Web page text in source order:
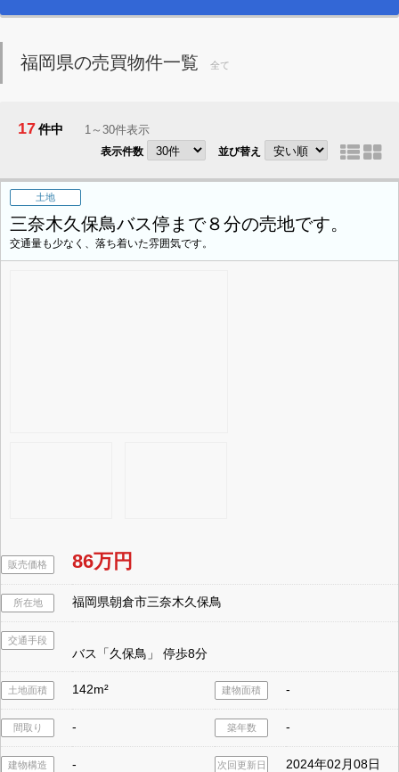
福岡県の売買物件一覧 全て
17件中 1～30件表示
表示件数 並び替え
土地
三奈木久保鳥バス停まで８分の売地です。
交通量も少なく、落ち着いた雰囲気です。
販売価格 86万円
所在地 福岡県朝倉市三奈木久保鳥
交通手段
バス「久保鳥」 停歩8分
土地面積 142m² 建物面積 -
間取り - 築年数 -
建物構造 - 次回更新日 2024年02月08日